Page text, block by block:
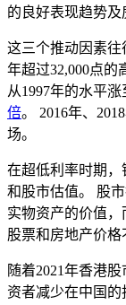
的良好表现趋势及
这三个推动因素往
年超过32,000点的
从1997年的水平
倍。 2016年、
场。
在超低利率时期
和股市估值。 股
实物资产的价值，
股票和房地产价格
随着2021年香港
资者减少在中国的